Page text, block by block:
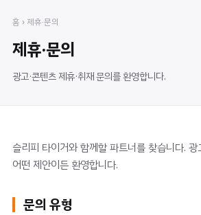
홈 › 제휴·문의
제휴·문의
광고·콘텐츠 제휴·취재 문의를 환영합니다.
슬리피 타이거와 함께할 파트너를 찾습니다. 광
어떤 제안이든 환영합니다.
문의 유형